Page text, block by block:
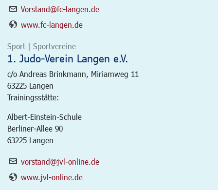
Vorstand@fc-langen.de
www.fc-langen.de
Sport | Sportvereine
1. Judo-Verein Langen e.V.
c/o Andreas Brinkmann, Miriamweg 11
63225 Langen
Trainingsstätte:
Albert-Einstein-Schule
Berliner-Allee 90
63225 Langen
vorstand@jvl-online.de
www.jvl-online.de